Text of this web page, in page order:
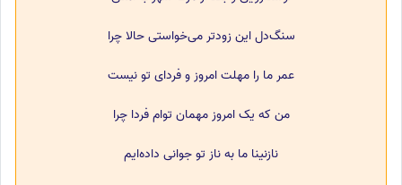
سنگ‌دل این زودتر می‌خواستی حالا چرا
عمر ما را مهلت امروز و فردای تو نیست
من که یک امروز مهمان توام فردا چرا
نازنینا ما به ناز تو جوانی داده‌ایم